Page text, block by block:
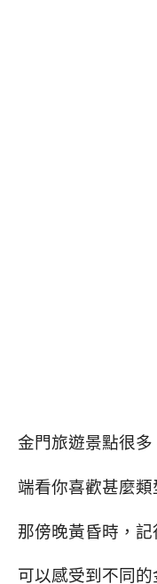
金門旅遊景點很
端看你喜歡甚麼
那傍晚黃昏時，
可以感受到不同的